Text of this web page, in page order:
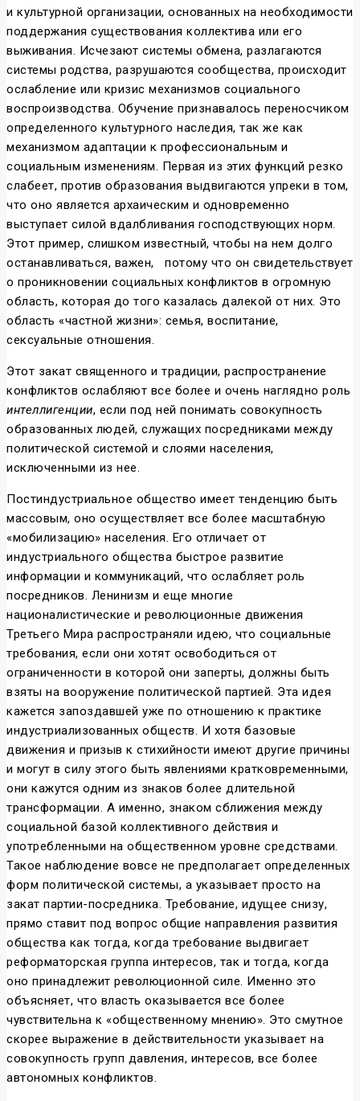
и культурной организации, основанных на необходимости
поддержания существования коллектива или его
выживания. Исчезают системы обмена, разлагаются
системы родства, разрушаются сообщества, происходит
ослабление или кризис механизмов социального
воспроизводства. Обучение признавалось переносчиком
определенного культурного наследия, так же как
механизмом адаптации к профессиональным и
социальным изменениям. Первая из этих функций резко
слабеет, против образования выдвигаются упреки в том,
что оно является архаическим и одновременно
выступает силой вдалбливания господствующих норм.
Этот пример, слишком известный, чтобы на нем долго
останавливаться, важен,
потому что он свидетельствует
о проникновении социальных конфликтов в огромную
область, которая до того казалась далекой от них. Это
область «частной жизни»: семья, воспитание,
сексуальные отношения.
Этот закат священного и традиции, распространение
конфликтов ослабляют все более и очень наглядно роль
интеллигенции, если под ней понимать совокупность
образованных людей, служащих посредниками между
политической системой и слоями населения,
исключенными из нее.
Постиндустриальное общество имеет тенденцию быть
массовым, оно осуществляет все более масштабную
«мобилизацию» населения. Его отличает от
индустриального общества быстрое развитие
информации и коммуникаций, что ослабляет роль
посредников. Ленинизм и еще многие
националистические и революционные движения
Третьего Мира распространяли идею, что социальные
требования, если они хотят освободиться от
ограниченности в которой они заперты, должны быть
взяты на вооружение политической партией. Эта идея
кажется запоздавшей уже по отношению к практике
индустриализованных обществ. И хотя базовые
движения и призыв к стихийности имеют другие причины
и могут в силу этого быть явлениями кратковременными,
они кажутся одним из знаков более длительной
трансформации. А именно, знаком сближения между
социальной базой коллективного действия и
употребленными на общественном уровне средствами.
Такое наблюдение вовсе не предполагает определенных
форм политической системы, а указывает просто на
закат партии-посредника. Требование, идущее снизу,
прямо ставит под вопрос общие направления развития
общества как тогда, когда требование выдвигает
реформаторская группа интересов, так и тогда, когда
оно принадлежит революционной силе. Именно это
объясняет, что власть оказывается все более
чувствительна к «общественному мнению». Это смутное
скорее выражение в действительности указывает на
совокупность групп давления, интересов, все более
автономных конфликтов.